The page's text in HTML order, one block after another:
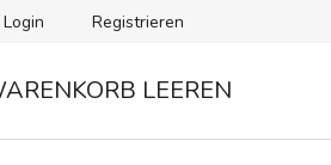
B2C-BEDINGUNGEN
Login Registrieren
LEEREN